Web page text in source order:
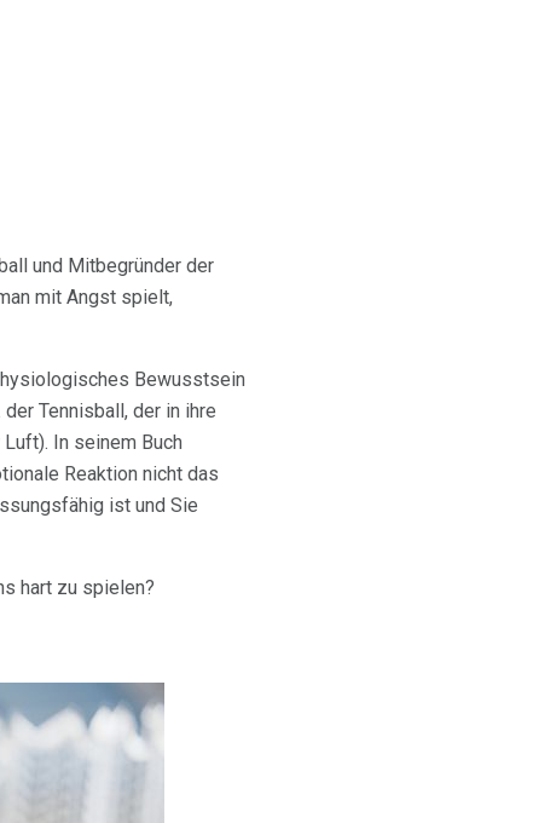
und Mitbegründer der
mit Angst spielt,
Bewusstsein
Tennisball, der in ihre
In seinem Buch
Reaktion nicht das
ist und Sie
hart zu spielen?